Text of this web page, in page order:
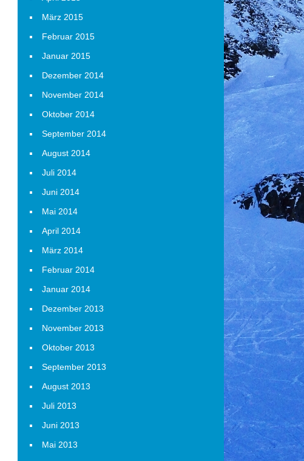
März 2015
Februar 2015
Januar 2015
Dezember 2014
November 2014
Oktober 2014
September 2014
August 2014
Juli 2014
Juni 2014
Mai 2014
April 2014
März 2014
Februar 2014
Januar 2014
Dezember 2013
November 2013
Oktober 2013
September 2013
August 2013
Juli 2013
Juni 2013
Mai 2013